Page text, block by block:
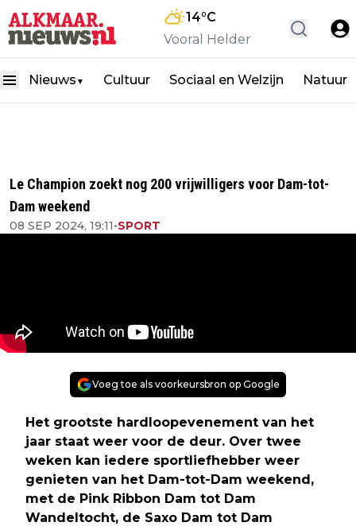
14°C
Vooral Helder
Nieuws ▼ Cultuur Sociaal en Welzijn Natuur
Le Champion zoekt nog 200 vrijwilligers voor Dam-tot-
Dam weekend
08 SEP 2024, 19:11•SPORT
Voeg toe als voorkeursbron op Google
Het grootste hardloopevenement van het
jaar staat weer voor de deur. Over twee
weken kan iedere sportliefhebber weer
genieten van het Dam-tot-Dam weekend,
met de Pink Ribbon Dam tot Dam
Wandeltocht, de Saxo Dam tot Dam